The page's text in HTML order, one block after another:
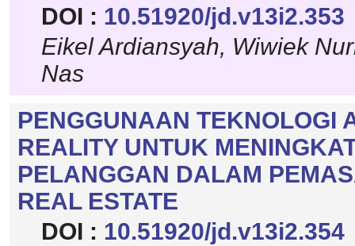
DOI : 10.51920/jd.v13i2.353
Eikel Ardiansyah, Wiwiek
Nas
PENGGUNAAN TEKNOLOGI
REALITY UNTUK
PELANGGAN DALAM
REAL ESTATE
DOI : 10.51920/jd.v13i2.354